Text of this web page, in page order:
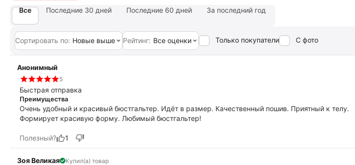
Все Последние 30 дней Последние 60 дней За последний год
Сортировать по: Новые выше Рейтинг: Все оценки Только покупатели С фото
Анонимный
5
Быстрая отправка
Преимущества
Очень удобный и красивый бюстгальтер. Идёт в размер. Качественный пошив. Приятный к телу.
Формирует красивую форму. Любимый бюстгальтер!
Полезный? 1
Зоя Великая Купил(а) товар